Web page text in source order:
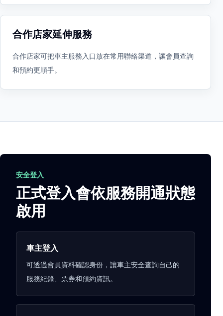
合作店家延伸服務
合作店家可把車主服務入口放在常用聯絡渠道，讓會員查詢
和預約更順手。
安全登入
正式登入會依服務開通狀態
啟用
車主登入
可透過會員資料確認身份，讓車主安全查詢自己的
服務紀錄、票券和預約資訊。